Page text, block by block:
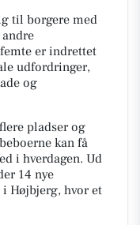
til borgere med
er indrettet
udfordringer,
og
pladser og
kan få
i hverdagen. Ud
14 nye
Højbjerg, hvor et